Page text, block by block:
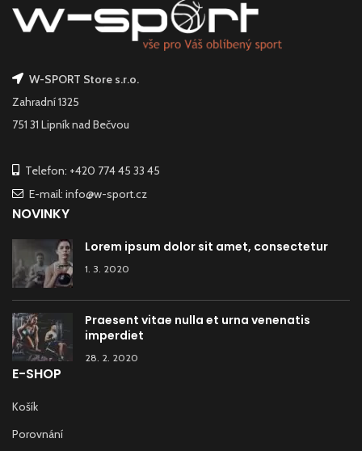
W-SPORT Store s.r.o.
Zahradní 1325
751 31 Lipník nad Bečvou
Telefon: +420 774 45 33 45
E-mail: info@w-sport.cz
NOVINKY
Lorem ipsum dolor sit amet, consectetur
1. 3. 2020
Praesent vitae nulla et urna venenatis
imperdiet
28. 2. 2020
E-SHOP
Košík
Porovnání